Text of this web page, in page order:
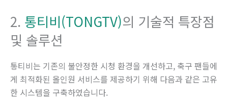
2. 통티비(TONGTV)의 기술적 특장점
및 솔루션
통티비는 기존의 불안정한 시청 환경을 개선하고, 축구 팬들에
게 최적화된 올인원 서비스를 제공하기 위해 다음과 같은 고유
한 시스템을 구축하였습니다.